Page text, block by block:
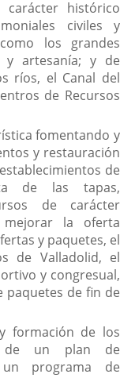
histórico
civiles y
los grandes
y artesanía; y de
ríos, el Canal del
de Recursos
fomentando y
y restauración
de
de las tapas,
de carácter
la oferta
y paquetes, el
de Valladolid, el
y congresual,
paquetes de fin de
formación de los
de un plan de
un programa de